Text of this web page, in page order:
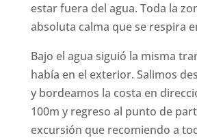
estar fuera del agua. Toda la
absoluta calma que se respira
Bajo el agua siguió la misma
había en el exterior. Salimos
y bordeamos la costa en
100m y regreso al punto de
excursión que recomiendo a